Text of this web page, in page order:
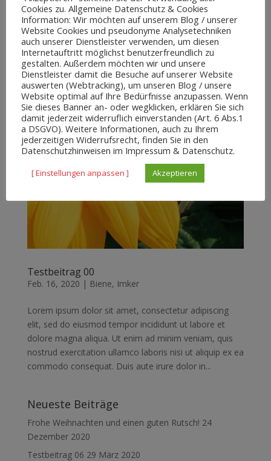
Lorem ipsum dolor sit amet, consectetur adipiscing
elit, sed do eiusmod tempor incididunt ut labore et
dolore magna aliqua. Ut enim ad minim veniam, quis
nostrud exercitation ullamco laboris nisi ut aliquip ex ea
commodo consequat. Duis aute irure dolor in...
Testbeitrag 00
Feb. 16, 2020 | Biene, Imker
Lorem ipsum dolor sit amet, consectetur adipiscing
elit, sed do eiusmod tempor incididunt ut labore et
dolore magna aliqua. Ut enim ad minim veniam, quis
nostrud exercitation ullamco laboris nisi ut aliquip ex ea
commodo consequat. Duis aute irure dolor in...
Neueste Beiträge
Frohe Weihnachten und einen guten Rutsch! 24
Dezember 2020
Testbeitrag 06 29 März 2020
Cookies zu. Allgemeine Datenschutz & Cookies
Information: Wir möchten auf unserem Blog / unserer
Website Cookies und pseudonyme Analysetechniken
auch unserer Dienstleister verwenden, um diesen
Internetauftritt möglichst benutzerfreundlich zu
gestalten. Außerdem möchten wir und unsere
Dienstleister damit die Besuche auf unserer Website
auswerten (Webtracking), um unseren Blog / unsere
Website optimal auf Ihre Bedürfnisse anzupassen. Wenn
Sie dieses Banner an- oder wegklicken, erklären Sie sich
damit jederzeit widerruflich einverstanden (Art. 6 Abs.1
a DSGVO). Weitere Informationen, auch zu Ihrem
jederzeitigen Widerrufsrecht, finden Sie in den
Datenschutzhinweisen im Impressum & Datenschutz.
[ Einstellungen anpassen ] Akzeptieren